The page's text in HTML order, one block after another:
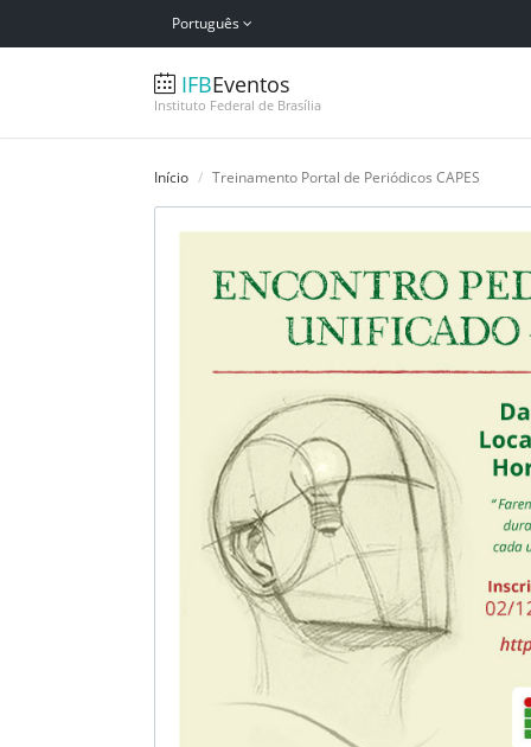
Português
IFBEventos
Instituto Federal de Brasília
Início Treinamento Portal de Periódicos CAPES